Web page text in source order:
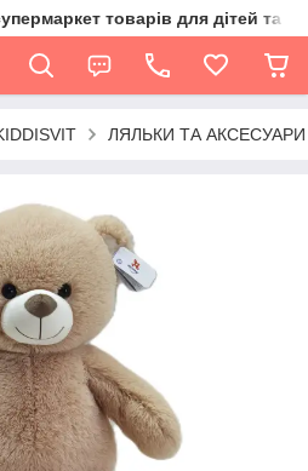
товарів для дітей та їх
ЛЯЛЬКИ ТА АКСЕСУАРИ